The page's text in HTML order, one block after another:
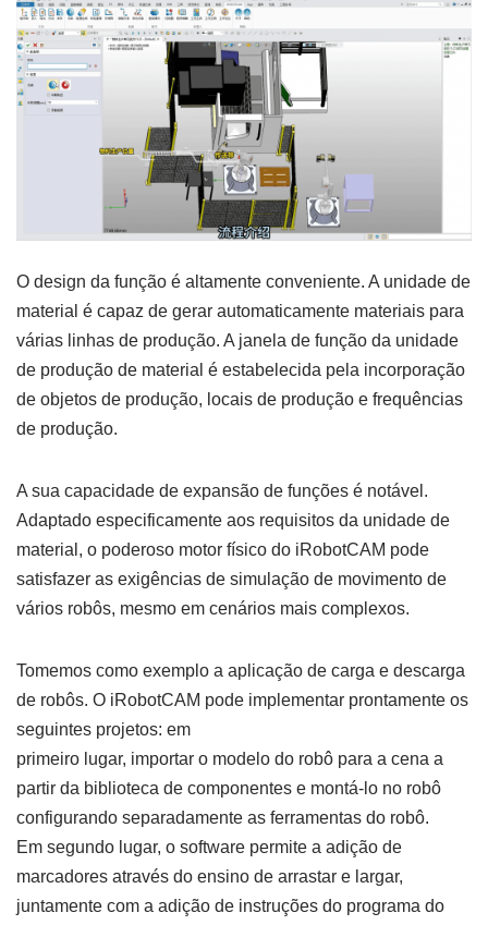
O design da função é altamente conveniente. A unidade de
material é capaz de gerar automaticamente materiais para
várias linhas de produção. A janela de função da unidade
de produção de material é estabelecida pela incorporação
de objetos de produção, locais de produção e frequências
de produção.
A sua capacidade de expansão de funções é notável.
Adaptado especificamente aos requisitos da unidade de
material, o poderoso motor físico do iRobotCAM pode
satisfazer as exigências de simulação de movimento de
vários robôs, mesmo em cenários mais complexos.
Tomemos como exemplo a aplicação de carga e descarga
de robôs. O iRobotCAM pode implementar prontamente os
seguintes projetos: em
primeiro lugar, importar o modelo do robô para a cena a
partir da biblioteca de componentes e montá-lo no robô
configurando separadamente as ferramentas do robô.
Em segundo lugar, o software permite a adição de
marcadores através do ensino de arrastar e largar,
juntamente com a adição de instruções do programa do